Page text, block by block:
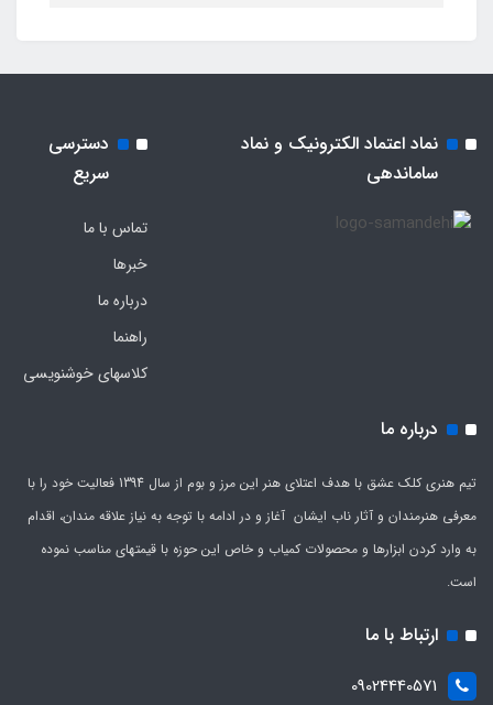
نماد اعتماد الکترونیک و نماد
ساماندهی
دسترسی
سریع
تماس با ما
خبرها
درباره ما
راهنما
کلاسهای خوشنویسی
درباره ما
تیم هنری کلک عشق با هدف اعتلای هنر این مرز و بوم از سال 1394 فعالیت خود را با
معرفی هنرمندان و آثار ناب ایشان آغاز و در ادامه با توجه به نیاز علاقه مندان، اقدام
به وارد کردن ابزارها و محصولات کمیاب و خاص این حوزه با قیمتهای مناسب نموده
است.
ارتباط با ما
09024440571